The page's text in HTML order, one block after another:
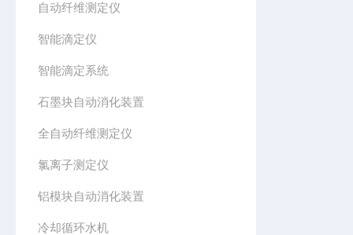
自动纤维测定仪
智能滴定仪
智能滴定系统
石墨块自动消化装置
全自动纤维测定仪
氯离子测定仪
铝模块自动消化装置
冷却循环水机